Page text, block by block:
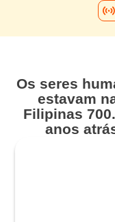
Os seres
estavam
Filipinas
anos